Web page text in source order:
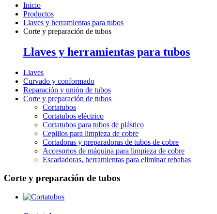
Inicio
Productos
Llaves y herramientas para tubos
Corte y preparación de tubos
Llaves y herramientas para tubos
Llaves
Curvado y conformado
Reparación y unión de tubos
Corte y preparación de tubos
Cortatubos
Cortatubos eléctrico
Cortatubos para tubos de plástico
Cepillos para limpieza de cobre
Cortadoras y preparadoras de tubos de cobre
Accesorios de máquina para limpieza de cobre
Escariadoras, herramientas para eliminar rebabas
Corte y preparación de tubos